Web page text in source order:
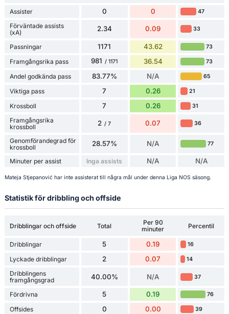
Assister 0 0 47
Förväntade assists
(xA)
2.34 0.09 33
Passningar 1171 43.62 73
Framgångsrika pass 981 / 1171 36.54 73
Andel godkända pass 83.77% N/A 65
Viktiga pass 7 0.26 21
Krossboll 7 0.26 31
Framgångsrika
krossboll
2 / 7 0.07 36
Genomförandegrad för
krossboll
28.57% N/A 77
Minuter per assist Inga assists N/A N/A
Mateja Stjepanović har inte assisterat till några mål under denna Liga NOS säsong.
Statistik för dribbling och offside
Dribblingar och offside Total
Per 90
minuter
Percentil
Dribblingar 5 0.19 16
Lyckade dribblingar 2 0.07 14
Dribblingens
framgångsgrad
40.00% N/A 37
Fördrivna 5 0.19 76
Offsides 0 0.00 39